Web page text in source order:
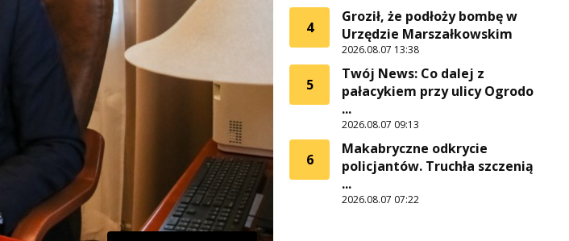
4
Groził, że podłoży bombę w
Urzędzie Marszałkowskim
2026.08.07 13:38
5
Twój News: Co dalej z
pałacykiem przy ulicy Ogrodo
...
2026.08.07 09:13
6
Makabryczne odkrycie
policjantów. Truchła szczenią
...
2026.08.07 07:22